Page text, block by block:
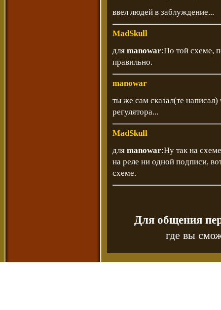
ввел людей в заблуждение...
MadSkull
для manowar:По той схеме,
правильно.
manowar
ты же сам сказал(те
регулятора...
MadSkull
для manowar:Ну так на
на реле ни одной подписи,
схеме.
Для общения
где вы